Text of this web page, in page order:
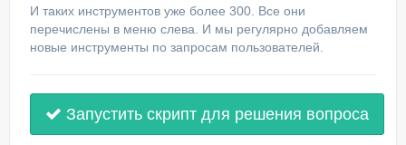
И таких инструментов уже более 300. Все они
перечислены в меню слева. И мы регулярно добавляем
новые инструменты по запросам пользователей.
Запустить скрипт для решения вопроса